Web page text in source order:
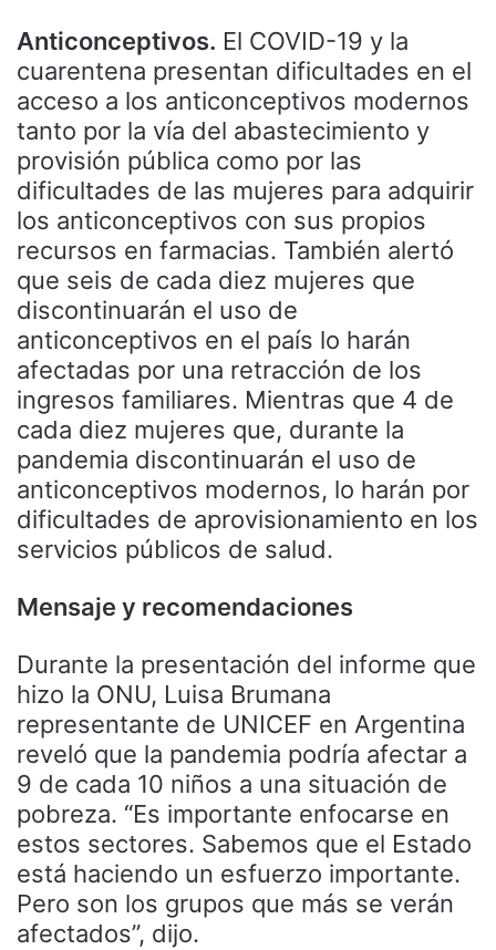
Anticonceptivos. El COVID-19 y la
cuarentena presentan dificultades en el
acceso a los anticonceptivos modernos
tanto por la vía del abastecimiento y
provisión pública como por las
dificultades de las mujeres para adquirir
los anticonceptivos con sus propios
recursos en farmacias. También alertó
que seis de cada diez mujeres que
discontinuarán el uso de
anticonceptivos en el país lo harán
afectadas por una retracción de los
ingresos familiares. Mientras que 4 de
cada diez mujeres que, durante la
pandemia discontinuarán el uso de
anticonceptivos modernos, lo harán por
dificultades de aprovisionamiento en los
servicios públicos de salud.
Mensaje y recomendaciones
Durante la presentación del informe que
hizo la ONU, Luisa Brumana
representante de UNICEF en Argentina
reveló que la pandemia podría afectar a
9 de cada 10 niños a una situación de
pobreza. “Es importante enfocarse en
estos sectores. Sabemos que el Estado
está haciendo un esfuerzo importante.
Pero son los grupos que más se verán
afectados”, dijo.